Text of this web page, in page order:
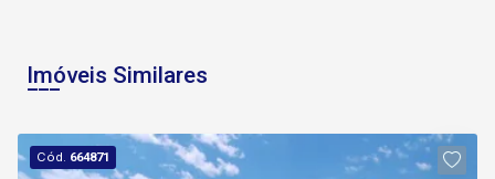
Imóveis Similares
Cód. 664871